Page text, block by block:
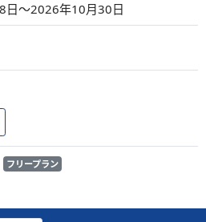
日～2026年10月30日
フリープラン